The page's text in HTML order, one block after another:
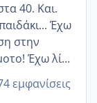
40. Και.
Έχω
στην
Έχω λίγα
προσπαθώ
εμφανίσεις